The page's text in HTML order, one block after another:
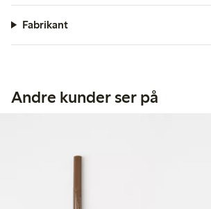
Fabrikant
Andre kunder ser på